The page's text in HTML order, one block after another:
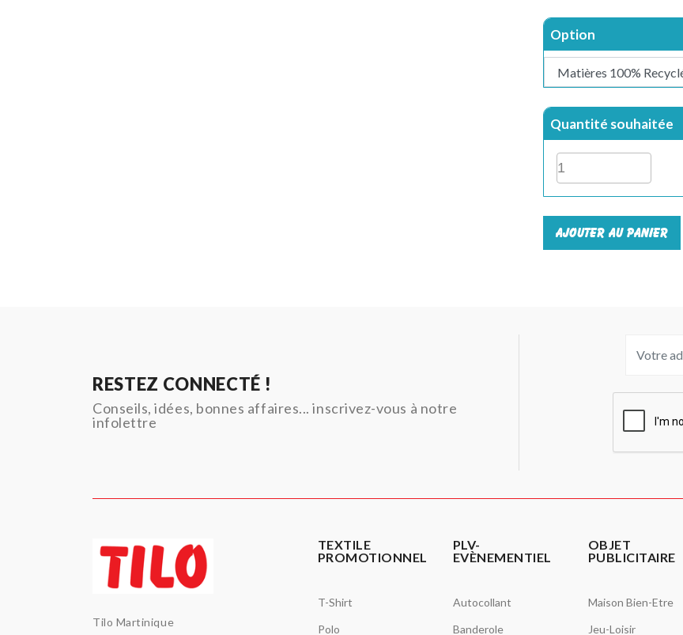
Option
Quantité souhaitée
Ajouter au panier
RESTEZ CONNECTÉ !
Conseils, idées, bonnes affaires... inscrivez-vous à notre
infolettre
Tilo Martinique
TEXTILE
PROMOTIONNEL
T-Shirt
Polo
PLV-
EVÈNEMENTIEL
Autocollant
Banderole
OBJET
PUBLICITAIRE
Maison Bien-Etre
Jeu-Loisir